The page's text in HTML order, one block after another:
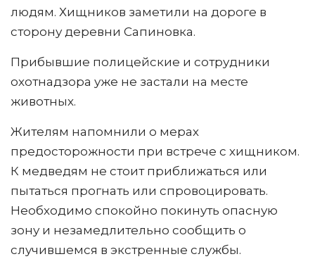
людям. Хищников заметили на дороге в
сторону деревни Сапиновка.
Прибывшие полицейские и сотрудники
охотнадзора уже не застали на месте
животных.
Жителям напомнили о мерах
предосторожности при встрече с хищником.
К медведям не стоит приближаться или
пытаться прогнать или спровоцировать.
Необходимо спокойно покинуть опасную
зону и незамедлительно сообщить о
случившемся в экстренные службы.